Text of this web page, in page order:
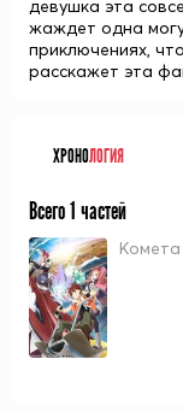
девушка эта
жаждет одна
приключениях,
расскажет эта
ХРОНОЛОГИЯ
Всего 1 частей